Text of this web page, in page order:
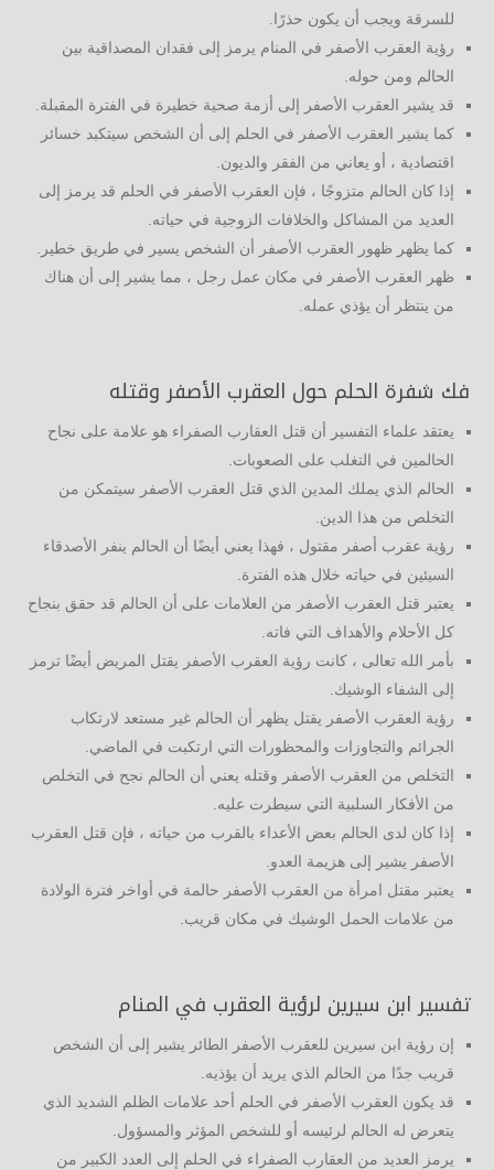
للسرقة ويجب أن يكون حذرًا.
رؤية العقرب الأصفر في المنام يرمز إلى فقدان المصداقية بين
الحالم ومن حوله.
قد يشير العقرب الأصفر إلى أزمة صحية خطيرة في الفترة المقبلة.
كما يشير العقرب الأصفر في الحلم إلى أن الشخص سيتكبد خسائر
اقتصادية ، أو يعاني من الفقر والديون.
إذا كان الحالم متزوجًا ، فإن العقرب الأصفر في الحلم قد يرمز إلى
العديد من المشاكل والخلافات الزوجية في حياته.
كما يظهر ظهور العقرب الأصفر أن الشخص يسير في طريق خطير.
ظهر العقرب الأصفر في مكان عمل رجل ، مما يشير إلى أن هناك
من ينتظر أن يؤذي عمله.
فك شفرة الحلم حول العقرب الأصفر وقتله
يعتقد علماء التفسير أن قتل العقارب الصفراء هو علامة على نجاح
الحالمين في التغلب على الصعوبات.
الحالم الذي يملك المدين الذي قتل العقرب الأصفر سيتمكن من
التخلص من هذا الدين.
رؤية عقرب أصفر مقتول ، فهذا يعني أيضًا أن الحالم ينفر الأصدقاء
السيئين في حياته خلال هذه الفترة.
يعتبر قتل العقرب الأصفر من العلامات على أن الحالم قد حقق بنجاح
كل الأحلام والأهداف التي فاته.
بأمر الله تعالى ، كانت رؤية العقرب الأصفر يقتل المريض أيضًا ترمز
إلى الشفاء الوشيك.
رؤية العقرب الأصفر يقتل يظهر أن الحالم غير مستعد لارتكاب
الجرائم والتجاوزات والمحظورات التي ارتكبت في الماضي.
التخلص من العقرب الأصفر وقتله يعني أن الحالم نجح في التخلص
من الأفكار السلبية التي سيطرت عليه.
إذا كان لدى الحالم بعض الأعداء بالقرب من حياته ، فإن قتل العقرب
الأصفر يشير إلى هزيمة العدو.
يعتبر مقتل امرأة من العقرب الأصفر حالمة في أواخر فترة الولادة
من علامات الحمل الوشيك في مكان قريب.
تفسير ابن سيرين لرؤية العقرب في المنام
إن رؤية ابن سيرين للعقرب الأصفر الطائر يشير إلى أن الشخص
قريب جدًا من الحالم الذي يريد أن يؤذيه.
قد يكون العقرب الأصفر في الحلم أحد علامات الظلم الشديد الذي
يتعرض له الحالم لرئيسه أو للشخص المؤثر والمسؤول.
يرمز العديد من العقارب الصفراء في الحلم إلى العدد الكبير من